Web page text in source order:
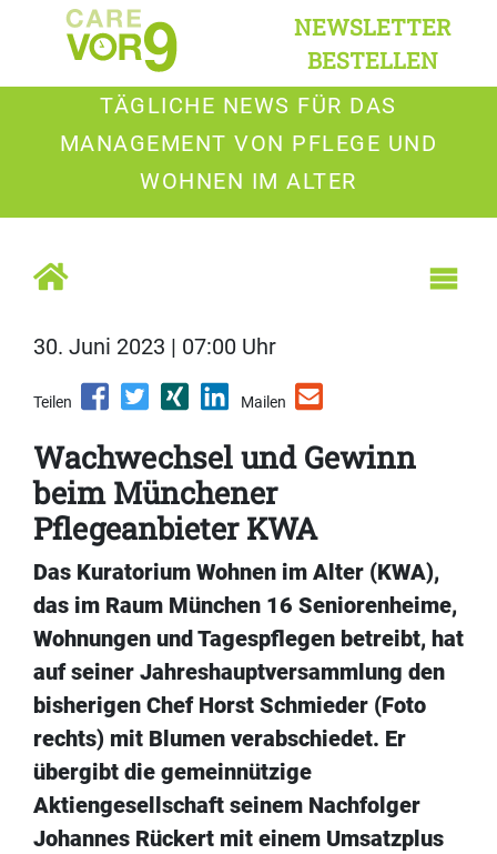
NEWSLETTER
BESTELLEN
TÄGLICHE NEWS FÜR DAS
MANAGEMENT VON PFLEGE UND
WOHNEN IM ALTER
30. Juni 2023 | 07:00 Uhr
Teilen Mailen
Wachwechsel und Gewinn
beim Münchener
Pflegeanbieter KWA
Das Kuratorium Wohnen im Alter (KWA),
das im Raum München 16 Seniorenheime,
Wohnungen und Tagespflegen betreibt, hat
auf seiner Jahreshauptversammlung den
bisherigen Chef Horst Schmieder (Foto
rechts) mit Blumen verabschiedet. Er
übergibt die gemeinnützige
Aktiengesellschaft seinem Nachfolger
Johannes Rückert mit einem Umsatzplus